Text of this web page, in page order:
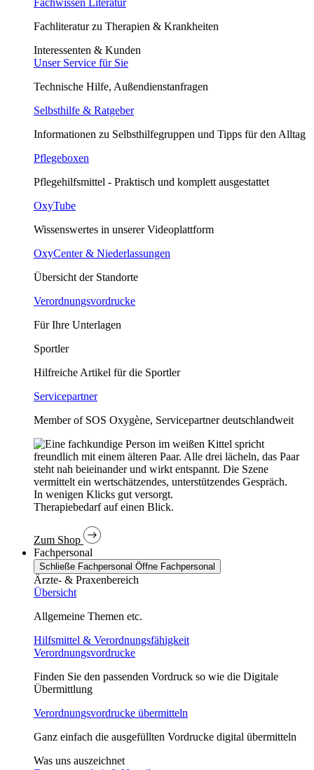
Fachwissen Literatur
Fachliteratur zu Therapien & Krankheiten
Interessenten & Kunden
Unser Service für Sie
Technische Hilfe, Außendienstanfragen
Selbsthilfe & Ratgeber
Informationen zu Selbsthilfegruppen und Tipps für den Alltag
Pflegeboxen
Pflegehilfsmittel - Praktisch und komplett ausgestattet
OxyTube
Wissenswertes in unserer Videoplattform
OxyCenter & Niederlassungen
Übersicht der Standorte
Verordnungsvordrucke
Für Ihre Unterlagen
Sportler
Hilfreiche Artikel für die Sportler
Servicepartner
Member of SOS Oxygène, Servicepartner deutschlandweit
In wenigen Klicks gut versorgt.
Therapiebedarf auf einen Blick.
Zum Shop
Fachpersonal
Schließe Fachpersonal Öffne Fachpersonal
Ärzte- & Praxenbereich
Übersicht
Allgemeine Themen etc.
Hilfsmittel & Verordnungsfähigkeit
Verordnungsvordrucke
Finden Sie den passenden Vordruck so wie die Digitale
Übermittlung
Verordnungsvordrucke übermitteln
Ganz einfach die ausgefüllten Vordrucke digital übermitteln
Was uns auszeichnet